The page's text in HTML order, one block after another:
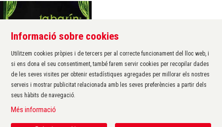
Àrea de cultura de l'Ajuntament de Palafrugell
Carrer Santa Margarida, 1
17200 Palafrugell
972 611 172 ·
cultura@palafrugell.cat
Sitemap | Avís Legal
Informació sobre cookies
Utilitzem cookies pròpies i de tercers per al correcte funcionament del lloc web, i
si ens dona el seu consentiment, també farem servir cookies per recopilar dades
de les seves visites per obtenir estadístiques agregades per millorar els nostres
serveis i mostrar publicitat relacionada amb les seves preferències a partir dels
seus hàbits de navegació.
Més informació